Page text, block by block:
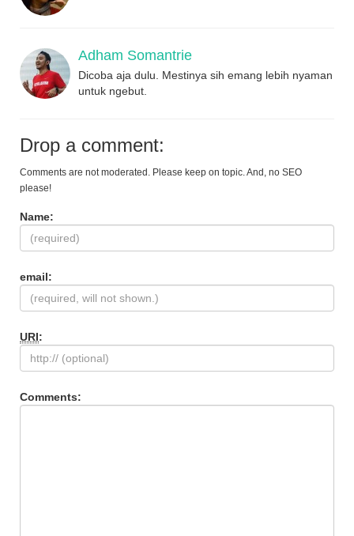
Adham Somantrie
Dicoba aja dulu. Mestinya sih emang lebih nyaman
untuk ngebut.
Drop a comment:
Comments are not moderated. Please keep on topic. And, no SEO
please!
Name:
email:
URI:
Comments: